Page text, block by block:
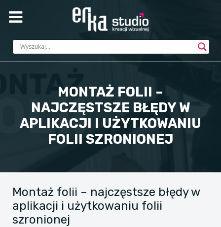
MONTAŻ FOLII –
NAJCZĘSTSZE BŁĘDY W
APLIKACJI I UŻYTKOWANIU
FOLII SZRONIONEJ
Montaż folii – najczęstsze błędy w
aplikacji i użytkowaniu folii
szronionej